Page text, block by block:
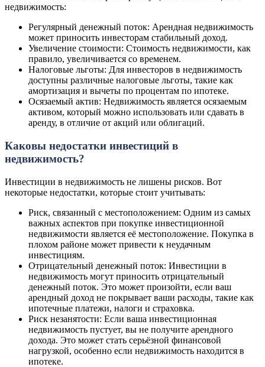
недвижимость:
Регулярный денежный поток: Арендная недвижимость
может приносить инвесторам стабильный доход.
Увеличение стоимости: Стоимость недвижимости, как
правило, увеличивается со временем.
Налоговые льготы: Для инвесторов в недвижимость
доступны различные налоговые льготы, такие как
амортизация и вычеты по процентам по ипотеке.
Осязаемый актив: Недвижимость является осязаемым
активом, который можно использовать или сдавать в
аренду, в отличие от акций или облигаций.
Каковы недостатки инвестиций в
недвижимость?
Инвестиции в недвижимость не лишены рисков. Вот
некоторые недостатки, которые стоит учитывать:
Риск, связанный с местоположением: Одним из самых
важных аспектов при покупке инвестиционной
недвижимости является её местоположение. Покупка в
плохом районе может привести к неудачным
инвестициям.
Отрицательный денежный поток: Инвестиции в
недвижимость могут приносить отрицательный
денежный поток. Это может произойти, если ваш
арендный доход не покрывает ваши расходы, такие как
ипотечные платежи, налоги и страховка.
Риск незанятости: Если ваша инвестиционная
недвижимость пустует, вы не получите арендного
дохода. Это может стать серьёзной финансовой
нагрузкой, особенно если недвижимость находится в
ипотеке.